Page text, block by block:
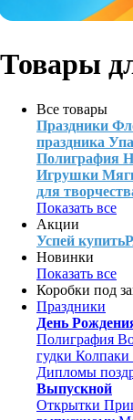
Товары
Все товары
Праздники
праздника
Полиграфия
Игрушки
для
Показать все
Акции
Успей купить
Новинки
Показать все
Коробки под
Праздники
День
Полиграфия
гудки Колпаки
Дипломы
Выпускной
Открытки